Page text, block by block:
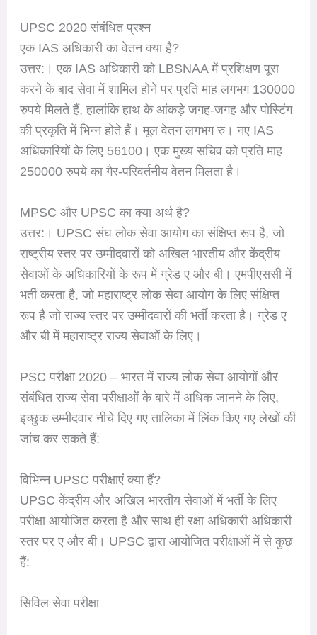
UPSC 2020 संबंधित प्रश्न
एक IAS अधिकारी का वेतन क्या है?
उत्तर:। एक IAS अधिकारी को LBSNAA में प्रशिक्षण पूरा
करने के बाद सेवा में शामिल होने पर प्रति माह लगभग 130000
रुपये मिलते हैं, हालांकि हाथ के आंकड़े जगह-जगह और पोस्टिंग
की प्रकृति में भिन्न होते हैं। मूल वेतन लगभग रु। नए IAS
अधिकारियों के लिए 56100। एक मुख्य सचिव को प्रति माह
250000 रुपये का गैर-परिवर्तनीय वेतन मिलता है।
MPSC और UPSC का क्या अर्थ है?
उत्तर:। UPSC संघ लोक सेवा आयोग का संक्षिप्त रूप है, जो
राष्ट्रीय स्तर पर उम्मीदवारों को अखिल भारतीय और केंद्रीय
सेवाओं के अधिकारियों के रूप में ग्रेड ए और बी। एमपीएससी में
भर्ती करता है, जो महाराष्ट्र लोक सेवा आयोग के लिए संक्षिप्त
रूप है जो राज्य स्तर पर उम्मीदवारों की भर्ती करता है। ग्रेड ए
और बी में महाराष्ट्र राज्य सेवाओं के लिए।
PSC परीक्षा 2020 – भारत में राज्य लोक सेवा आयोगों और
संबंधित राज्य सेवा परीक्षाओं के बारे में अधिक जानने के लिए,
इच्छुक उम्मीदवार नीचे दिए गए तालिका में लिंक किए गए लेखों की
जांच कर सकते हैं:
विभिन्न UPSC परीक्षाएं क्या हैं?
UPSC केंद्रीय और अखिल भारतीय सेवाओं में भर्ती के लिए
परीक्षा आयोजित करता है और साथ ही रक्षा अधिकारी अधिकारी
स्तर पर ए और बी। UPSC द्वारा आयोजित परीक्षाओं में से कुछ
हैं:
सिविल सेवा परीक्षा